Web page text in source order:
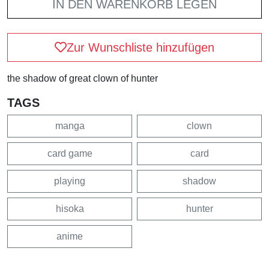
IN DEN WARENKORB LEGEN
Zur Wunschliste hinzufügen
the shadow of great clown of hunter
TAGS
manga clown
card game card
playing shadow
hisoka hunter
anime